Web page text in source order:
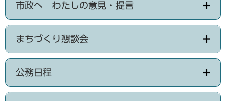
市政へ わたしの意見・提言
まちづくり懇談会
公務日程